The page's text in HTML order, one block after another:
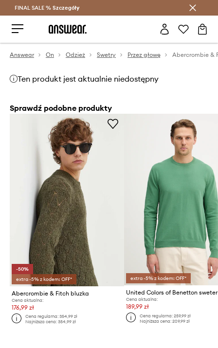
Oszczędzaj z Answear Club >
FINAL SALE % Szczegóły
Answear On Odzież Swetry Przez głowę Abercrombie &
Ten produkt jest aktualnie niedostępny
Sprawdź podobne produkty
-50%
extra -5% z kodem: OFF*
Abercrombie & Fitch bluzka
Cena aktualna:
176,99 zł
Cena regularna:354,99 zł
Najniższa cena:354,99 zł
extra -5% z kodem: OFF*
Cena aktualna:
189,99 zł
Cena regularna: 259,99 zł
Najniższa cena: 209,99 zł